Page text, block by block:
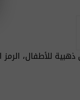
272450، الوزن: 1.14 جرام، النقاوة: